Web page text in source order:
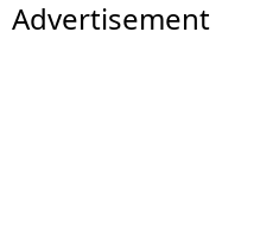
Advertisement